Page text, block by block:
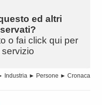
ed altri
o fai click qui per
Industria ► Persone ► Cronaca